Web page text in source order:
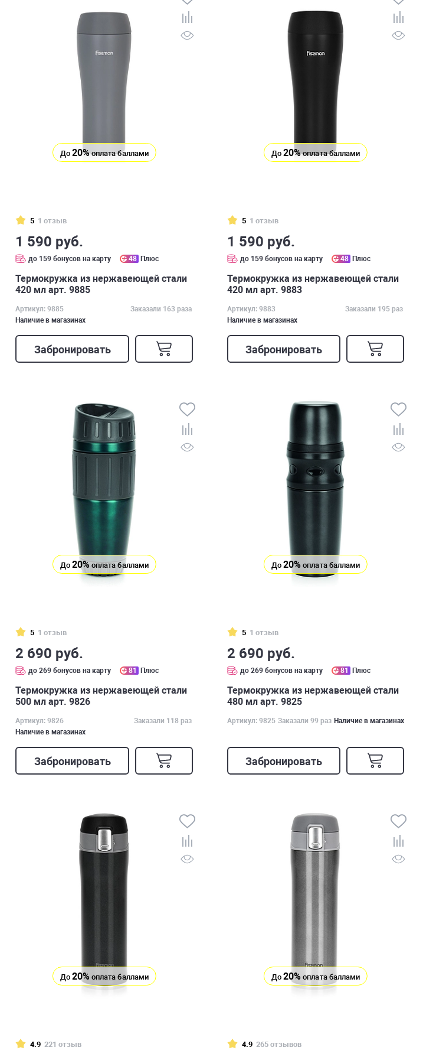
До 20%оплата баллами
5 1 отзыв
1 590 руб.
до 159 бонусов на карту 48 Плюс
Термокружка из нержавеющей стали
420 мл арт. 9885
Артикул: 9885
Заказали 163 раза
Наличие в магазинах
Забронировать
До20%оплата баллами
5 1 отзыв
1 590 руб.
до 159 бонусов на карту 48 Плюс
Термокружка из нержавеющей стали
420 мл арт. 9883
Артикул: 9883
Заказали 195 раз
Наличие в магазинах
Забронировать
До 20%оплата баллами
5 1 отзыв
2 690 руб.
до 269 бонусов на карту 81 Плюс
Термокружка из нержавеющей стали
500 мл арт. 9826
Артикул: 9826
Заказали 118 раз
Наличие в магазинах
Забронировать
До20% оплата баллами
5 1 отзыв
2 690 руб.
до 269 бонусов на карту 81 Плюс
Термокружка из нержавеющей стали
480 мл арт. 9825
Артикул: 9825 Заказали 99 раз Наличие в магазинах
Забронировать
До 20% оплата баллами
4.9 221 отзыв
До20% оплата баллами
4.9 265 отзывов